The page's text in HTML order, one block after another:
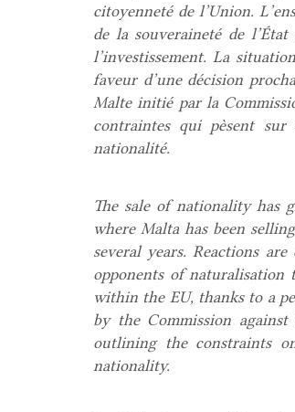
citoyenneté de l’Union.
de la souveraineté de
l’investissement. La
faveur d’une décision
Malte initié par la
contraintes qui pèsent
nationalité.
The sale of nationality has
where Malta has been
several years. Reactions
opponents of
within the EU, thanks to a
by the Commission against
outlining the constraints
nationality.